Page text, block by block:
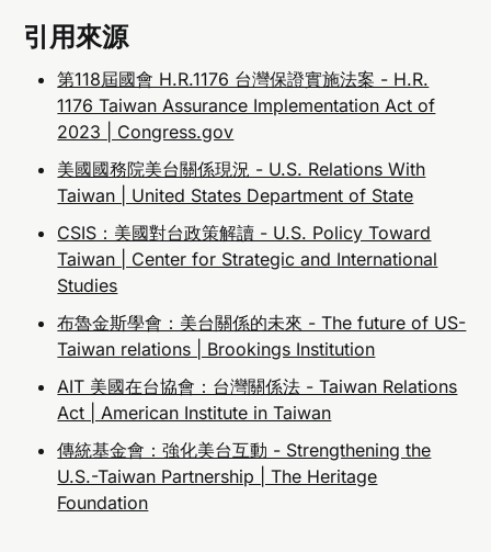
引用來源
第118屆國會 H.R.1176 台灣保證實施法案 - H.R.
1176 Taiwan Assurance Implementation Act of
2023 | Congress.gov
美國國務院美台關係現況 - U.S. Relations With
Taiwan | United States Department of State
CSIS：美國對台政策解讀 - U.S. Policy Toward
Taiwan | Center for Strategic and International
Studies
布魯金斯學會：美台關係的未來 - The future of US-
Taiwan relations | Brookings Institution
AIT 美國在台協會：台灣關係法 - Taiwan Relations
Act | American Institute in Taiwan
傳統基金會：強化美台互動 - Strengthening the
U.S.-Taiwan Partnership | The Heritage
Foundation